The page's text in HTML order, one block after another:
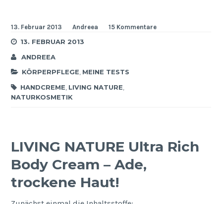
13. Februar 2013 Andreea 15 Kommentare
13. FEBRUAR 2013
ANDREEA
KÖRPERPFLEGE MEINE TESTS
HANDCREME LIVING NATURE
NATURKOSMETIK
LIVING NATURE Ultra Rich
Body Cream – Ade,
trockene Haut!